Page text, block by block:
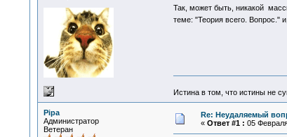
Так, может быть, никакой
теме: "Теория всего. Вопрос."
Истина в том, что истины не
Pipa
Администратор
Ветеран
Re: Неудаляемый
« Ответ #1 : 05